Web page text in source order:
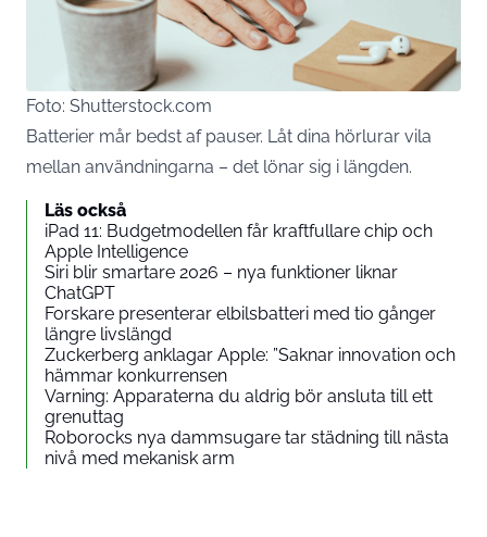
Foto: Shutterstock.com
Batterier mår bedst af pauser. Låt dina hörlurar vila
mellan användningarna – det lönar sig i längden.
Läs också
iPad 11: Budgetmodellen får kraftfullare chip och
Apple Intelligence
Siri blir smartare 2026 – nya funktioner liknar
ChatGPT
Forskare presenterar elbilsbatteri med tio gånger
längre livslängd
Zuckerberg anklagar Apple: ”Saknar innovation och
hämmar konkurrensen
Varning: Apparaterna du aldrig bör ansluta till ett
grenuttag
Roborocks nya dammsugare tar städning till nästa
nivå med mekanisk arm